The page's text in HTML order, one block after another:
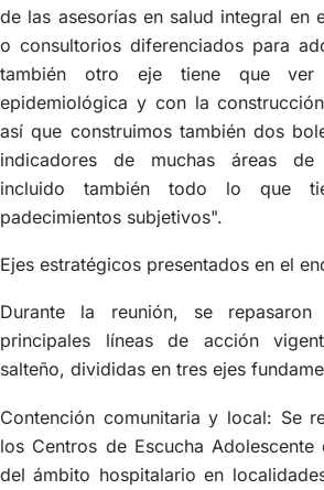
de las asesorías en salud integral en
o consultorios diferenciados para
también otro eje tiene que
epidemiológica y con la
así que construimos también dos
indicadores de muchas áreas de
incluido también todo lo que
padecimientos subjetivos".
Ejes estratégicos presentados en el
Durante la reunión, se
principales líneas de acción
salteño, divididas en tres ejes
Contención comunitaria y local: Se
los Centros de Escucha
del ámbito hospitalario en